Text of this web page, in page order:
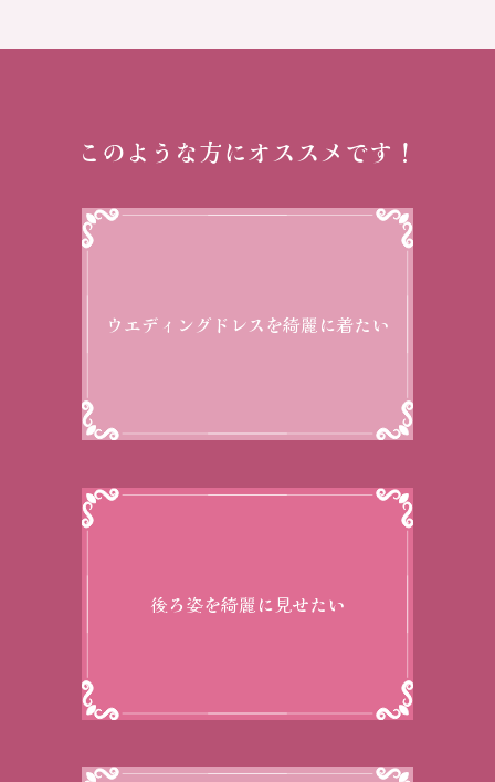
このような方にオススメです！
ウエディングドレスを綺麗に着たい
後ろ姿を綺麗に見せたい